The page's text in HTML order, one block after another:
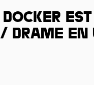
docker
Drame en